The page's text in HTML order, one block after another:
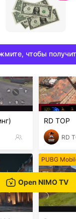
стримеры
PUBG
RD TOP
RD
PUBG
Open NIMO TV
чтобы